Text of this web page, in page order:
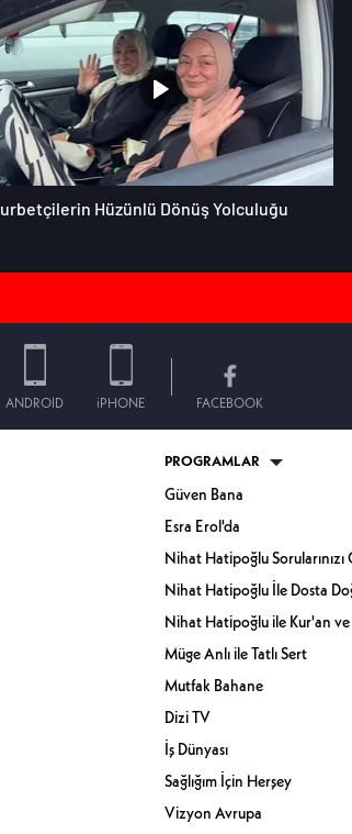
Hüzünlü Dönüş Yolculuğu
ANDROID iPHONE FACEBOOK
PROGRAMLAR
Güven Bana
Esra Erol'da
Nihat Hatipoğlu Sorularınızı
Nihat Hatipoğlu İle Dosta
Nihat Hatipoğlu ile Kur'an
Müge Anlı ile Tatlı Sert
Mutfak Bahane
Dizi TV
İş Dünyası
Sağlığım İçin Herşey
Vizyon Avrupa